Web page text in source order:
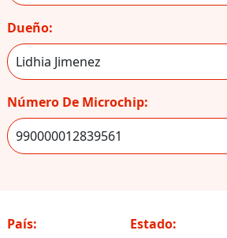
Dueño:
Número De Microchip:
País: Estado: